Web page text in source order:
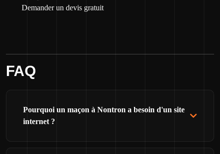
Demander un devis gratuit
FAQ
Pourquoi un maçon à Nontron a besoin d'un site
internet ?